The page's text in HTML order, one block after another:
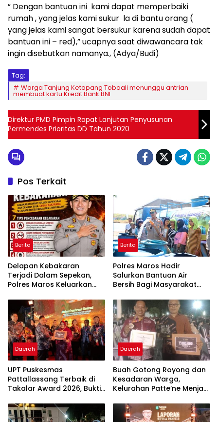
” Dengan bantuan ini kami dapat memperbaiki
rumah , yang jelas kami sukur la di bantu orang (
yang jelas kami sangat bersukur karena sudah dapat
bantuan ini – red),” ucapnya saat diwawancara tak
ingin disebutkan namanya., (Adya/Budi)
Tag:
Warga Tanjung Ketapang Toboali menunggu antrian
membuat kartu Kredit Bank BNI
Direktur PMD Pimpin Rapat Lanjutan Penyusunan
Permendes Prioritas DD Tahun 2020
Pos Terkait
Berita
Delapan Kebakaran
Terjadi Dalam Sepekan,
Polres Maros Keluarkan
Masyarakat
Berita
Polres Maros Hadir
Salurkan Bantuan Air
Bersih Bagi Masyarakat
Di Maros
Daerah
UPT Puskesmas
Pattallassang Terbaik di
Takalar Award 2026, Bukti
Pelayanan Kesehatan
Berkualitas
Daerah
Buah Gotong Royong dan
Kesadaran Warga,
Kelurahan Patte’ne Menjadi
2026